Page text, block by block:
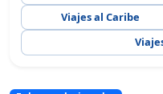
Viajes al Caribe